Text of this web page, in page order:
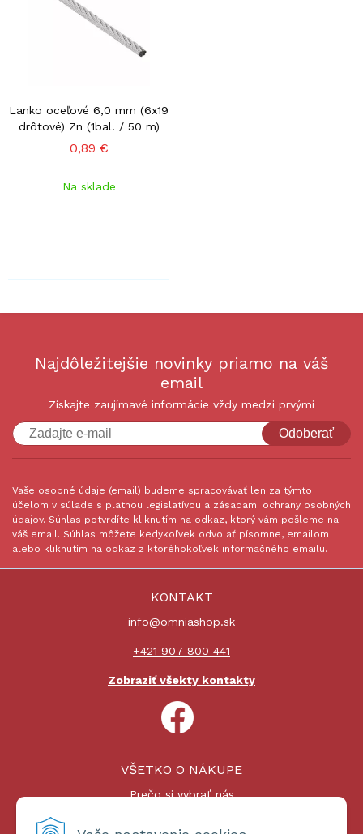
Lanko oceľové 6,0 mm (6x19
drôtové) Zn (1bal. / 50 m)
0,89 €
Na sklade
Najdôležitejšie novinky priamo na váš
email
Získajte zaujímavé informácie vždy medzi prvými
Odoberať
Vaše osobné údaje (email) budeme spracovávať len za týmto
účelom v súlade s platnou legislatívou a zásadami ochrany osobných
údajov. Súhlas potvrdíte kliknutím na odkaz, ktorý vám pošleme na
váš email. Súhlas môžete kedykoľvek odvolať písomne, emailom
alebo kliknutím na odkaz z ktoréhokoľvek informačného emailu.
KONTAKT
info@omniashop.sk
+421 907 800 441
Zobraziť všekty kontakty
VŠETKO O NÁKUPE
Prečo si vybrať nás
Platby a doprava